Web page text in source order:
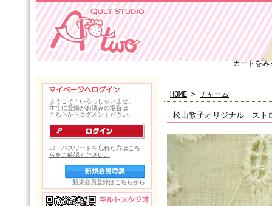
カートをみ
HOME > チャーム
松山敦子オリジナル スト